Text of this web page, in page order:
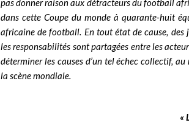
pas donner raison aux détracteurs du football
dans cette Coupe du monde à quarante-huit
africaine de football. En tout état de cause, des
les responsabilités sont partagées entre les
déterminer les causes d’un tel échec collectif,
la scène mondiale.
«